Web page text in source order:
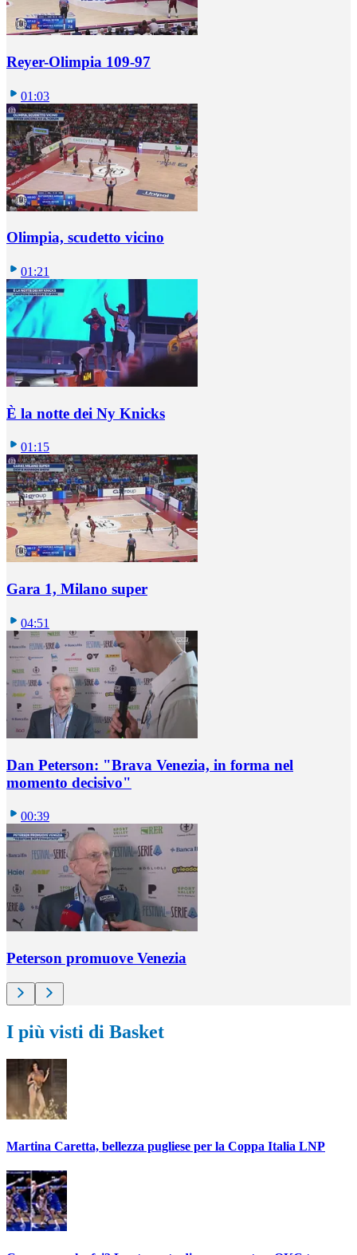
Reyer-Olimpia 109-97
01:03
Olimpia, scudetto vicino
01:21
È la notte dei Ny Knicks
01:15
Gara 1, Milano super
04:51
Dan Peterson: "Brava Venezia, in forma nel
momento decisivo"
00:39
Peterson promuove Venezia
I più visti di Basket
Martina Caretta, bellezza pugliese per la Coppa Italia LNP